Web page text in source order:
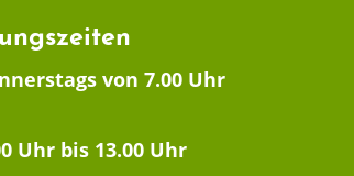
von 7.00 Uhr
Uhr bis 13.00 Uhr